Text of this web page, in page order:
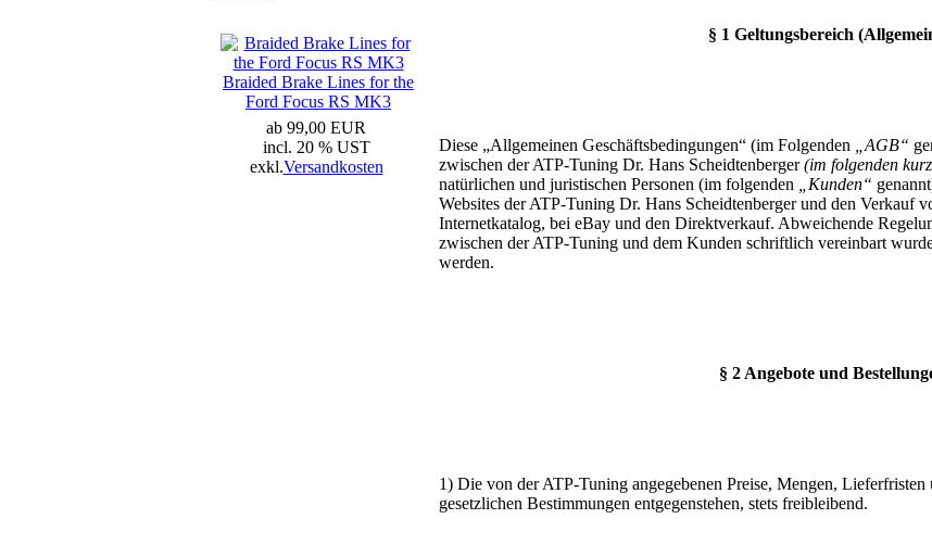
Braided Brake Lines for the
Ford Focus RS MK3
ab 99,00 EUR
incl. 20 % UST
exkl.Versandkosten
§ 1 Geltungsbereich
Diese „Allgemeinen Geschäftsbedingungen“ (im Folgenden „AGB“
zwischen der ATP-Tuning Dr. Hans Scheidtenberger(im folgenden
natürlichen und juristischen Personen (im folgenden
„Kunden“
Websites der ATP-Tuning Dr. Hans Scheidtenberger und den Verkauf
Internetkatalog, bei eBay und den Direktverkauf. Abweichende
zwischen der ATP-Tuning und dem Kunden schriftlich vereinbart
werden.
§ 2 Angebote und
1) Die von der ATP-Tuning angegebenen Preise, Mengen,
gesetzlichen Bestimmungen entgegenstehen, stets freibleibend.